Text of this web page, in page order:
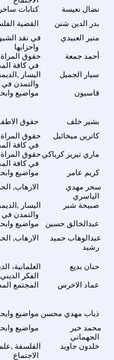
كتابات نضال نعيسة
القضية
بدر الدين شنن
في نقد
واحزابها
منير العبيدي
حقوق المراة
في كافة
أحمد جمعة
اليسار
والتمدن في
سيار الجميل
مواضيع قاسيون
حقوق بشير خلف
حقوق المراة
في كافة
كاترين ميخائيل
حقوق المراة
في كافة
ماري تيريز كرياكي
مواضيع كريم عامر
الارهاب,
سحر مهدي
الياسري
اليسار
والتمدن في
صبيحة شبر
مواضيع عبدالخالق حسين
الارهاب,
عبدالوهاب حميد
رشيد
العلمانية،
الفكر الديني
حنان بديع
المجتمع عماد الاخرس
مواضيع ذياب مهدي محسن
مواضيع
محمد خير
الجهماني
الفلسفة
الاجتماع
خلدون جاويد